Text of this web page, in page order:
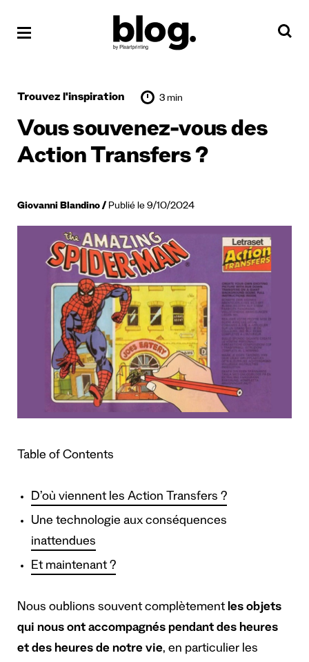
Trouvez l'inspiration 3 min
Vous souvenez-vous des
Action Transfers ?
Giovanni Blandino Publié le 9/10/2024
Table of Contents
D’où viennent les Action Transfers ?
Une technologie aux conséquences
inattendues
Et maintenant ?
Nous oublions souvent complètement les objets
qui nous ont accompagnés pendant des heures
et des heures de notre vie, en particulier les